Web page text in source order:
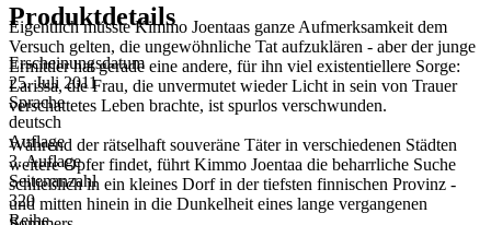
Eigentlich müsste Kimmo Joentaas ganze Aufmerksamkeit dem
Versuch gelten, die ungewöhnliche Tat aufzuklären - aber der junge
Ermittler hat gerade eine andere, für ihn viel existentiellere Sorge:
Larissa, die Frau, die unvermutet wieder Licht in sein von Trauer
verschattetes Leben brachte, ist spurlos verschwunden.
Während der rätselhaft souveräne Täter in verschiedenen Städten
weitere Opfer findet, führt Kimmo Joentaa die beharrliche Suche
schließlich in ein kleines Dorf in der tiefsten finnischen Provinz -
und mitten hinein in die Dunkelheit eines lange vergangenen
Produktdetails
Erscheinungsdatum
25. Juli 2011
Sprache
deutsch
Auflage
3. Auflage
Seitenanzahl
320
Reihe